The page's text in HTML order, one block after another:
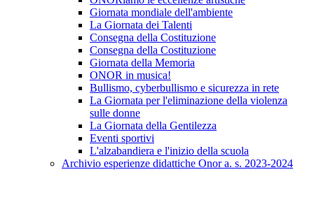
Giornata mondiale dell'ambiente
La Giornata dei Talenti
Consegna della Costituzione
Consegna della Costituzione
Giornata della Memoria
ONOR in musica!
Bullismo, cyberbullismo e sicurezza in rete
La Giornata per l'eliminazione della violenza
sulle donne
La Giornata della Gentilezza
Eventi sportivi
L'alzabandiera e l'inizio della scuola
Archivio esperienze didattiche Onor a. s. 2023-2024